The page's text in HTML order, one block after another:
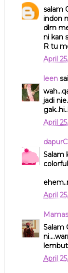
salam
indon
dlm
ni kan
R tu
April
leen
jadi
April
Salam
April
Salam
April